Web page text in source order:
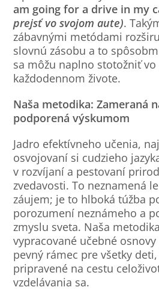
am going for a drive in my
prejsť vo svojom aute).
zábavnými metódami
slovnú zásobu a to
sa môžu naplno stotožniť
každodennom živote.
Naša metodika: Zameraná
podporená výskumom
Jadro efektívneho učenia,
osvojovaní si cudzieho
v rozvíjaní a pestovaní
zvedavosti. To neznamená
záujem; je to hlboká túžba
porozumení neznámeho a
zmyslu sveta. Naša
vypracované učebné
pevný rámec pre všetky
pripravené na cestu
vzdelávania sa.